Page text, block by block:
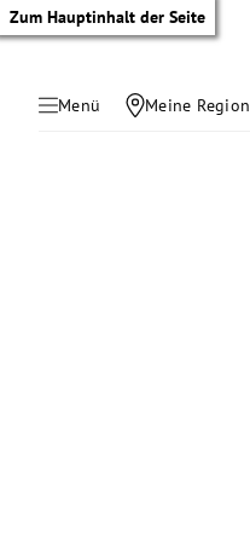
Zum Hauptinhalt der Seite
Menü Meine Region